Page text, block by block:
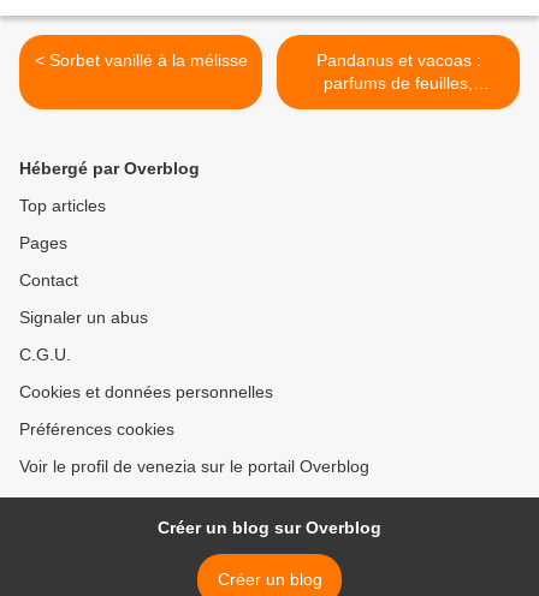
< Sorbet vanillé à la mélisse
Pandanus et vacoas :
parfums de feuilles,
parfums de fleurs >
Hébergé par Overblog
Top articles
Pages
Contact
Signaler un abus
C.G.U.
Cookies et données personnelles
Préférences cookies
Voir le profil de venezia sur le portail Overblog
Créer un blog sur Overblog
Créer un blog